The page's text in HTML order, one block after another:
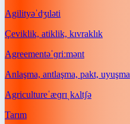
Agilityəˈdʒɪləti
Çeviklik, atiklik, kıvraklık
Agreementəˈɡriːmənt
Anlaşma, antlaşma, pakt, uyuşma
Agricultureˈæɡrɪˌkʌltʃə
Tarım